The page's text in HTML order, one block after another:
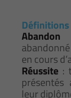
Définitions
Abandon
en cours
Réussite :
leur